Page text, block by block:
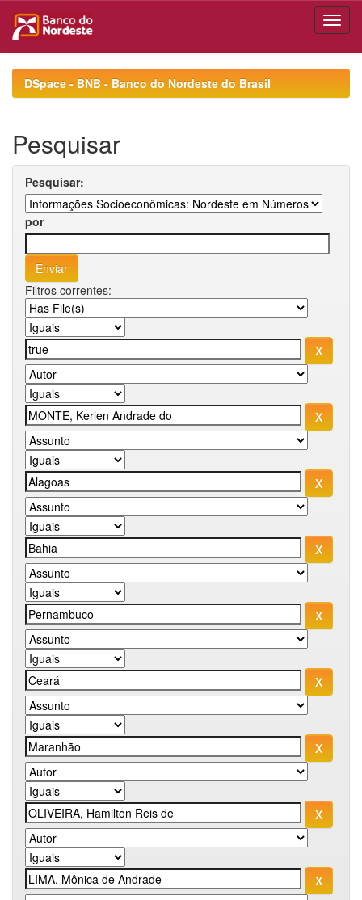
navigationDSpace - BNB - Banco do Nordeste do Brasil
Pesquisar
Pesquisar:
por
Filtros correntes: